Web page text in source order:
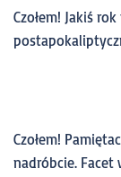
Czołem! Jakiś
Czołem!
nadróbcie. Facet